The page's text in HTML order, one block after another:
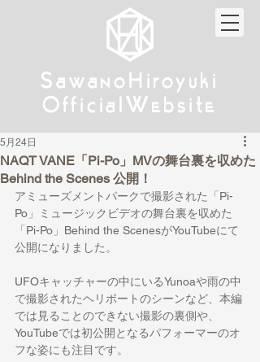
Sa wanoHiroyuki
Official W ebsite
Sa wanoHiroyuki
Official W ebsite
NAQT VANE「Pi-Po」MVの舞台裏を収めた
Behind the Scenes 公開！
5月24日
アミューズメントパークで撮影された「Pi-
Po」ミュージックビデオの舞台裏を収めた
「Pi-Po」Behind the ScenesがYouTubeにて
公開になりました。
UFOキャッチャーの中にいるYunoaや雨の中
で撮影されたヘリポートのシーンなど、本編
では見ることのできない撮影の裏側や、
YouTubeでは初公開となるパフォーマーのオ
フな姿にも注目です。